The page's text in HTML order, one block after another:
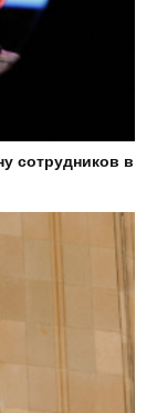
сотрудников в